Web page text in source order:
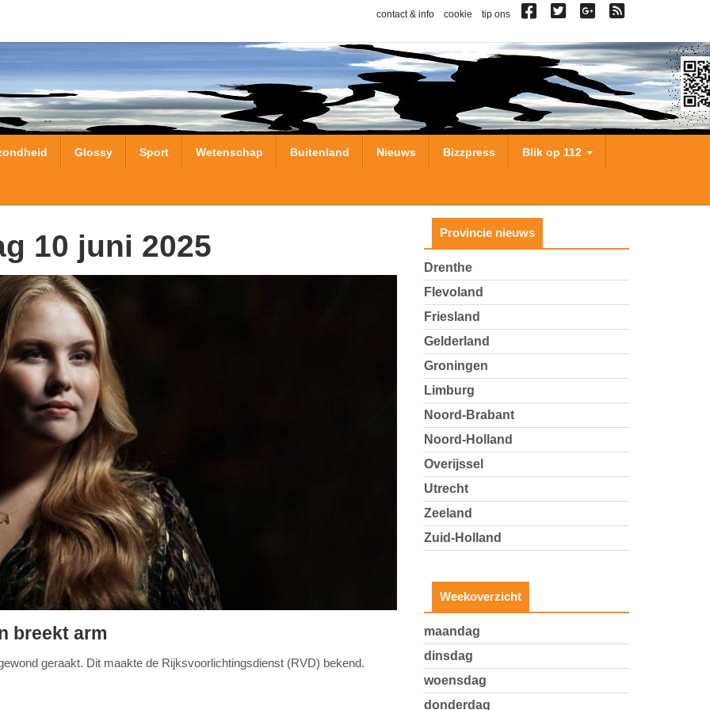
contact & info cookie tip ons
Glossy Sport Wetenschap Buitenland Nieuws Bizzpress Blik op 112
10 juni 2025
breekt arm
geraakt. Dit maakte de Rijksvoorlichtingsdienst (RVD) bekend.
Provincie nieuws
Drenthe
Flevoland
Friesland
Gelderland
Groningen
Limburg
Noord-Brabant
Noord-Holland
Overijssel
Utrecht
Zeeland
Zuid-Holland
Weekoverzicht
maandag
dinsdag
woensdag
donderdag